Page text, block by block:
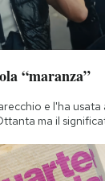
“maranza”
e l'ha usata
ma il